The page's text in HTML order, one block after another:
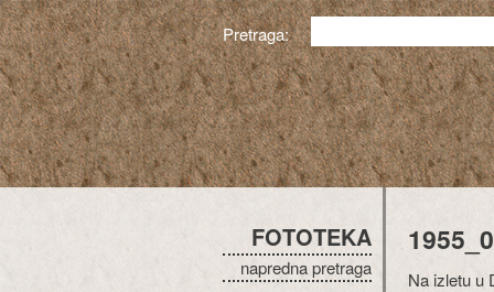
Pretraga:
FOTOTEKA
napredna pretraga
Na izletu u